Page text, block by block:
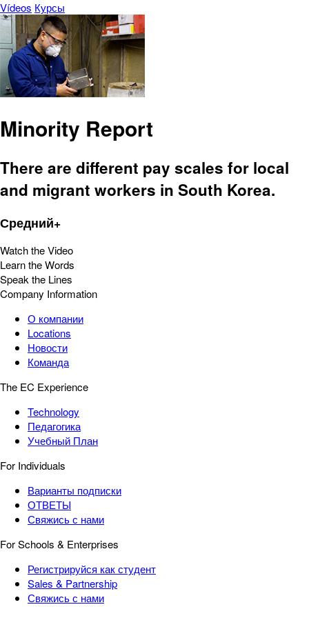
Vídeos Курсы
Minority Report
There are different pay scales for local
and migrant workers in South Korea.
Средний+
Watch the Video
Learn the Words
Speak the Lines
Company Information
О компании
Locations
Новости
Команда
The EC Experience
Technology
Педагогика
Учебный План
For Individuals
Варианты подписки
ОТВЕТЫ
Свяжись с нами
For Schools & Enterprises
Регистрируйся как студент
Sales & Partnership
Свяжись с нами